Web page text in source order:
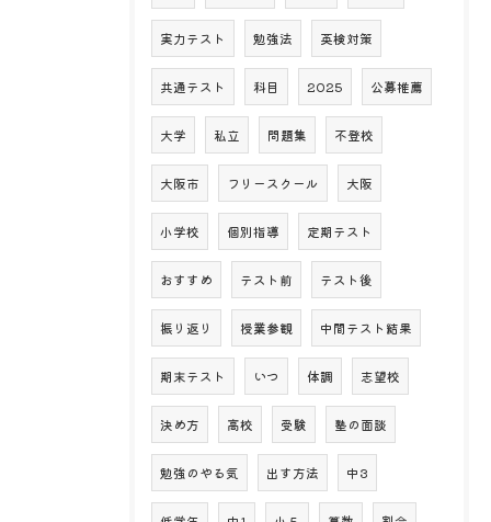
実力テスト 勉強法 英検対策
共通テスト 科目 2025 公募推薦
大学 私立 問題集 不登校
大阪市 フリースクール 大阪
小学校 個別指導 定期テスト
おすすめ テスト前 テスト後
振り返り 授業参観 中間テスト結果
期末テスト いつ 体調 志望校
決め方 高校 受験 塾の面談
勉強のやる気 出す方法 中3